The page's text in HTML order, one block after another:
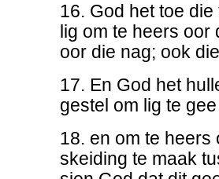
16. God het toe
lig om te heers
oor die nag; ook
17. En God het
gestel om lig te
18. en om te heers
skeiding te maak